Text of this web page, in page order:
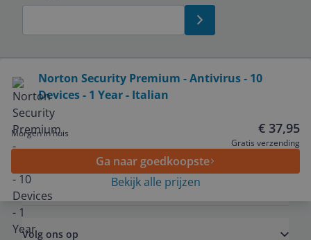
Norton Security Premium - Antivirus - 10
Devices - 1 Year - Italian
Morgen in huis € 37,95
Gratis verzending
Ga naar goedkoopste
Bekijk alle prijzen
Service
Algemeen
Zakelijk
Volg ons op